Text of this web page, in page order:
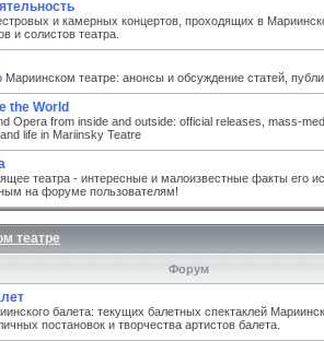
и камерных концертов, проходящих в
и солистов театра.
Мариинском театре: анонсы и обсуждение статей,
the World
Opera from inside and outside: official releases, mass-
life in Mariinsky Teatre
театра - интересные и малоизвестные факты его
на форуме пользователям!
театре
Форум
балета: текущих балетных спектаклей
постановок и творчества артистов балета.